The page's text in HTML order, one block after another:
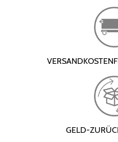
GELD-